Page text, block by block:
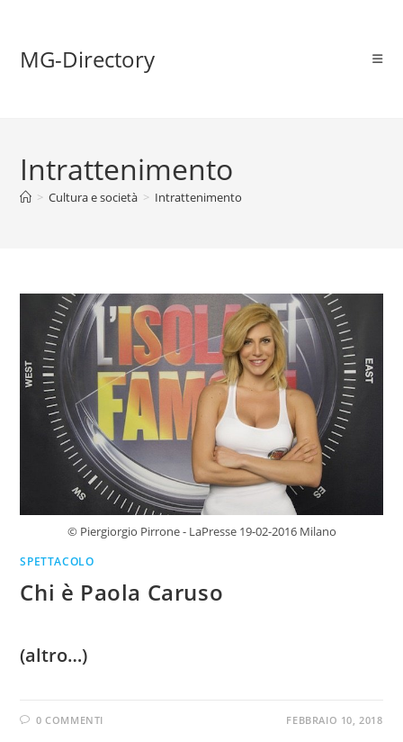
MG-Directory
Intrattenimento
> Cultura e società > Intrattenimento
© Piergiorgio Pirrone - LaPresse 19-02-2016 Milano
SPETTACOLO
Chi è Paola Caruso
(altro…)
0 COMMENTI FEBBRAIO 10, 2018